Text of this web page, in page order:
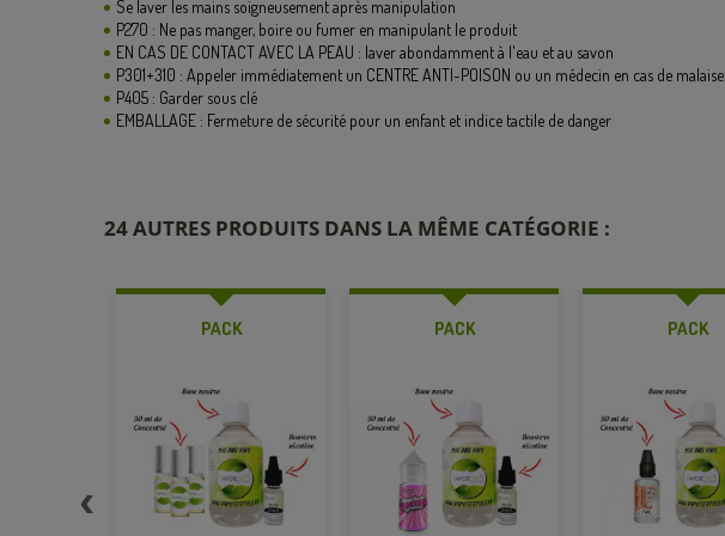
Se laver les mains soigneusement après manipulation
P270 : Ne pas manger, boire ou fumer en manipulant le produit
EN CAS DE CONTACT AVEC LA PEAU : laver abondamment à l'eau et au savon
P301+310 : Appeler immédiatement un CENTRE ANTI-POISON ou un médecin en cas de malaise
P405 : Garder sous clé
EMBALLAGE : Fermeture de sécurité pour un enfant et indice tactile de danger
24 AUTRES PRODUITS DANS LA MÊME CATÉGORIE :
PACK PACK PACK